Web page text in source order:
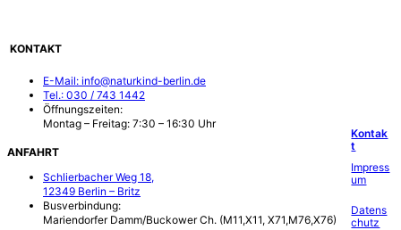
KONTAKT
E-Mail: info@naturkind-berlin.de
Tel.: 030 / 743 1442
Öffnungszeiten:
Montag – Freitag: 7:30 – 16:30 Uhr
ANFAHRT
Schlierbacher Weg 18,
12349 Berlin – Britz
Busverbindung:
Mariendorfer Damm/Buckower Ch. (M11,X11, X71,M76,X76)
Kontak
t
Impress
um
Datens
chutz